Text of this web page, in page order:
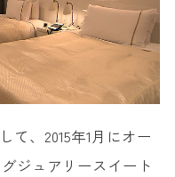
て、2015年1月にオー
ジュアリースイート